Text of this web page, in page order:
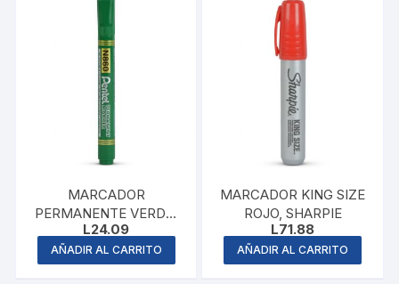
MARCADOR
PERMANENTE VERDE,
PENTEL
L24.09
AÑADIR AL CARRITO
MARCADOR KING SIZE
ROJO, SHARPIE
L71.88
AÑADIR AL CARRITO